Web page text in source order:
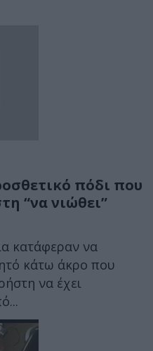
πόδι που
“να νιώθει”
κατάφεραν να
κάτω άκρο που
να έχει